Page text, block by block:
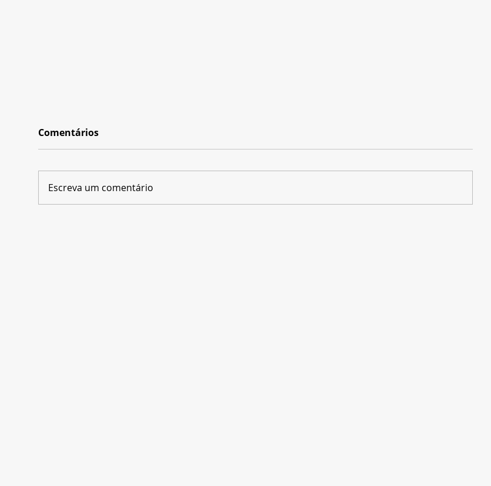
Comentários
Escreva um comentário